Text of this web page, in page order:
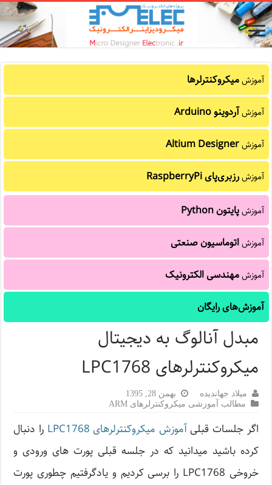
آموزشمیکروکنترلرها
آموزشآردوینو Arduino
آموزشAltium Designer
آموزشرزبری‌پای RaspberryPi
آموزشپایتون Python
آموزشاتوماسیون صنعتی
آموزشمهندسی الکترونیک
آموزش‌های رایگان
مبدل آنالوگ به دیجیتال
میکروکنترلرهای LPC1768
میلاد جهاندیده
بهمن 28, 1395
مطالب آموزشی میکروکنترلرهای ARM
اگر جلسات قبلیآموزش میکروکنترلرهای LPC1768
را دنبال
کرده باشید میدانید که در جلسه قبلی پورت های ورودی و
خروخی LPC1768 را برسی کردیم و یادگرفتیم چطوری پورت